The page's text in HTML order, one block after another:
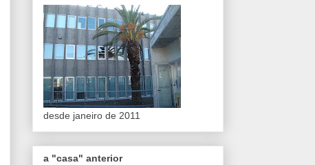
desde janeiro de 2011
a "casa" anterior